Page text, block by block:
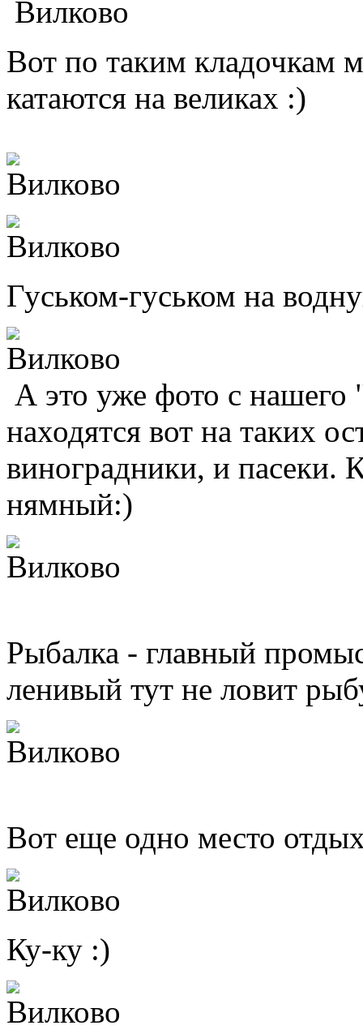
Вот по таким кладочкам
катаются на великах :)
Гуськом-гуськом на
А это уже фото с нашего
находятся вот на таких
виноградники, и пасеки.
нямный:)
Рыбалка - главный
ленивый тут не ловит
Вот еще одно место
Ку-ку :)